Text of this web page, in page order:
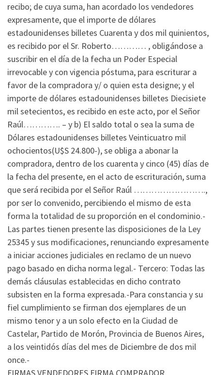
recibo; de cuya suma, han acordado los vendedores
expresamente, que el importe de dólares
estadounidenses billetes Cuarenta y dos mil quinientos,
es recibido por el Sr. Roberto………… , obligándose a
suscribir en el día de la fecha un Poder Especial
irrevocable y con vigencia póstuma, para escriturar a
favor de la compradora y/ o quien esta designe; y el
importe de dólares estadounidenses billetes Diecisiete
mil setecientos, es recibido en este acto, por el Señor
Raúl…………. – y b) El saldo total o sea la suma de
Dólares estadounidenses billetes Veinticuatro mil
ochocientos(U$S 24.800-), se obliga a abonar la
compradora, dentro de los cuarenta y cinco (45) días de
la fecha del presente, en el acto de escrituración, suma
que será recibida por el Señor Raúl …………………….,
por ser lo convenido, percibiendo el mismo de esta
forma la totalidad de su proporción en el condominio.-
Las partes tienen presente las disposiciones de la Ley
25345 y sus modificaciones, renunciando expresamente
a iniciar acciones judiciales en reclamo de un nuevo
pago basado en dicha norma legal.- Tercero: Todas las
demás cláusulas establecidas en dicho contrato
subsisten en la forma expresada.-Para constancia y su
fiel cumplimiento se firman dos ejemplares de un
mismo tenor y a un solo efecto en la Ciudad de
Castelar, Partido de Morón, Provincia de Buenos Aires,
a los veintidós días del mes de Diciembre de dos mil
once.-
FIRMAS VENDEDORES FIRMA COMPRADOR